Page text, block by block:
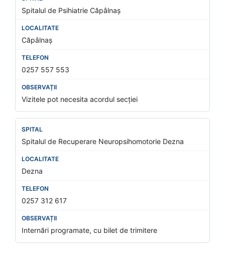
Spitalul de Psihiatrie Căpâlnaș
Căpâlnaș
0257 557 553
Vizitele pot necesita acordul secției
Spitalul de Recuperare Neuropsihomotorie Dezna
Dezna
0257 312 617
Internări programate, cu bilet de trimitere